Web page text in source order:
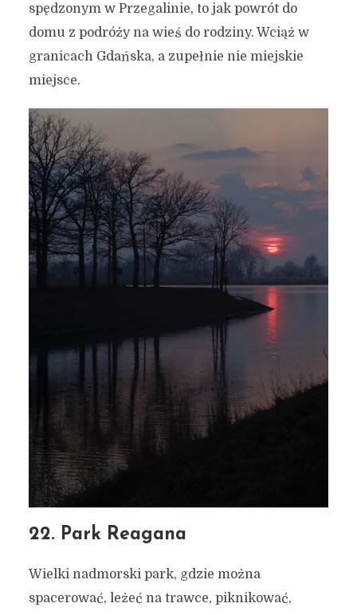
spędzonym w Przegalinie, to jak powrót do
domu z podróży na wieś do rodziny. Wciąż w
granicach Gdańska, a zupełnie nie miejskie
miejsce.
22. Park Reagana
Wielki nadmorski park, gdzie można
spacerować, leżeć na trawce, piknikować,